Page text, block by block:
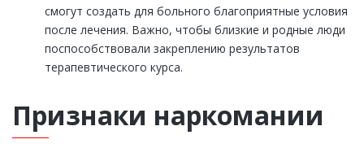
смогут создать для больного благоприятные условия
после лечения. Важно, чтобы близкие и родные люди
поспособствовали закреплению результатов
терапевтического курса.
Признаки наркомании